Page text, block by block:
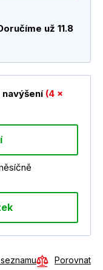
už 11.8
navýšení (4 x
Porovnat